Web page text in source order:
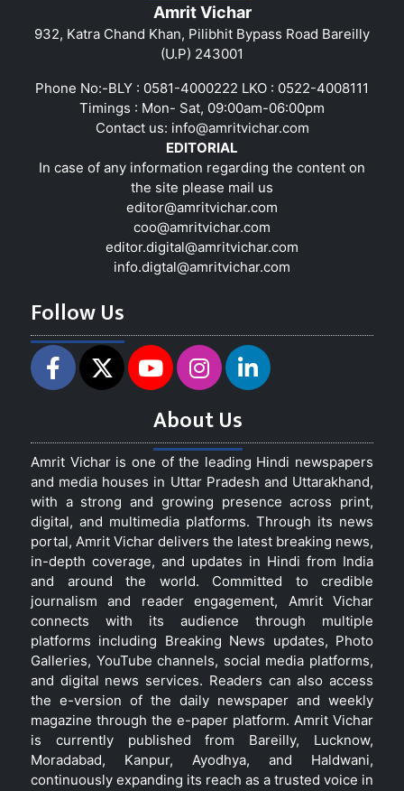
Amrit Vichar
932, Katra Chand Khan, Pilibhit Bypass Road Bareilly
(U.P) 243001
Phone No:-BLY : 0581-4000222 LKO : 0522-4008111
Timings : Mon- Sat, 09:00am-06:00pm
Contact us: info@amritvichar.com
EDITORIAL
In case of any information regarding the content on
the site please mail us
editor@amritvichar.com
coo@amritvichar.com
editor.digital@amritvichar.com
info.digtal@amritvichar.com
Follow Us
About Us
Amrit Vichar is one of the leading Hindi newspapers
and media houses in Uttar Pradesh and Uttarakhand,
with a strong and growing presence across print,
digital, and multimedia platforms. Through its news
portal, Amrit Vichar delivers the latest breaking news,
in-depth coverage, and updates in Hindi from India
and around the world. Committed to credible
journalism and reader engagement, Amrit Vichar
connects with its audience through multiple
platforms including Breaking News updates, Photo
Galleries, YouTube channels, social media platforms,
and digital news services. Readers can also access
the e-version of the daily newspaper and weekly
magazine through the e-paper platform. Amrit Vichar
is currently published from Bareilly, Lucknow,
Moradabad, Kanpur, Ayodhya, and Haldwani,
continuously expanding its reach as a trusted voice in